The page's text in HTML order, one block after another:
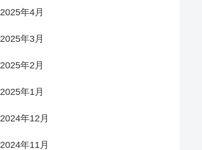
2025年4月
2025年3月
2025年2月
2025年1月
2024年12月
2024年11月